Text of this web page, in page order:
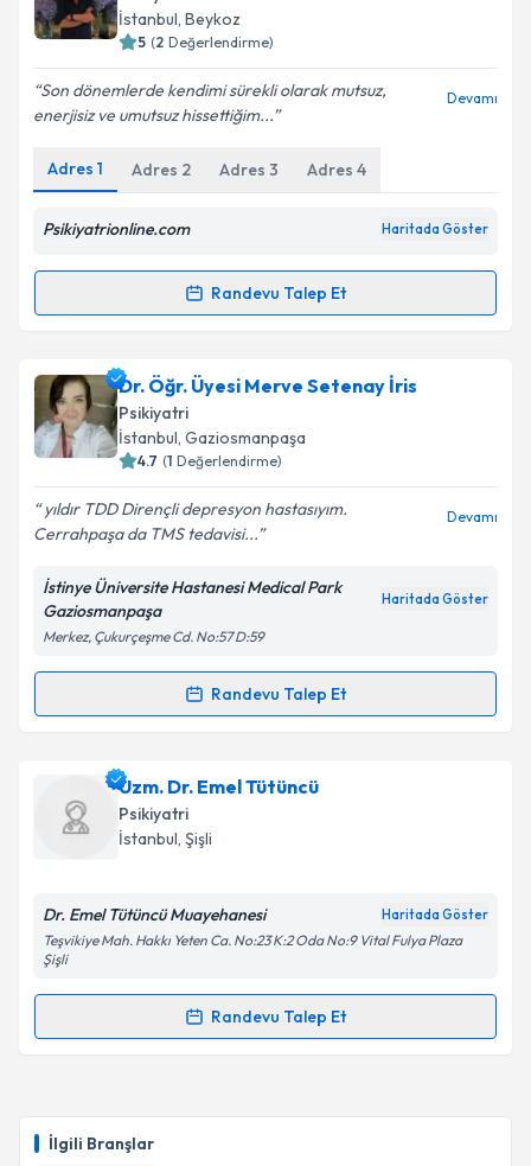
İlgili Branşlar
E-posta Adresiniz
Kişisel verilerimin işlenmesine ilişkin
kapsamda işlenmesini kabul ediyorum.
İstanbul, Beykoz
5 (2 Değerlendirme)
Son dönemlerde kendimi sürekli olarak mutsuz,
enerjisiz ve umutsuz hissettiğim...
Devamı
Adres 1 Adres 2 Adres 3 Adres 4
Psikiyatrionline.com Haritada Göster
Randevu Talep Et
Randevu Takvimi Talebi
Uzm. Dr. Mert Aleviçin randevu takvimi talebi
oluşturun. Size bu uzmandan randevu almanız için bir
takvim hazırlandığında e-posta ile bilgilendireceğiz.
Kişisel verilerimin işlenmesine ilişkin
Aydınlatma
Metni'ni okudum ve kişisel verilerimin belirtilen
kapsamda işlenmesini kabul ediyorum.
Takvim Talebini Gönder
Dr. Öğr. Üyesi Merve Setenay İris
Psikiyatri
İstanbul, Gaziosmanpaşa
4.7 (1 Değerlendirme)
yıldır TDD Dirençli depresyon hastasıyım.
Cerrahpaşa da TMS tedavisi...
Devamı
İstinye Üniversite Hastanesi Medical Park
Gaziosmanpaşa
Haritada Göster
Merkez, Çukurçeşme Cd. No:57 D:59
Randevu Talep Et
Randevu Takvimi Talebi
Dr. Öğr. Üyesi Merve Setenay İris
takvimi talebi oluşturun. Size bu uzmandan randevu
almanız için bir takvim hazırlandığında e-posta ile
bilgilendireceğiz.
Kişisel verilerimin işlenmesine ilişkin
Metni'ni okudum ve kişisel verilerimin belirtilen
Uzm. Dr. Emel Tütüncü
Psikiyatri
İstanbul, Şişli
Dr. Emel Tütüncü Muayehanesi Haritada Göster
Teşvikiye Mah. Hakkı Yeten Ca. No:23 K:2 Oda No:9 Vital Fulya Plaza
Şişli
Randevu Talep Et
Randevu Takvimi Talebi
takvim hazırlandığında e-posta ile bilgilendireceğiz.